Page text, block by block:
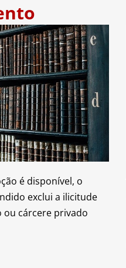
é disponível, o
exclui a ilicitude
ou cárcere privado